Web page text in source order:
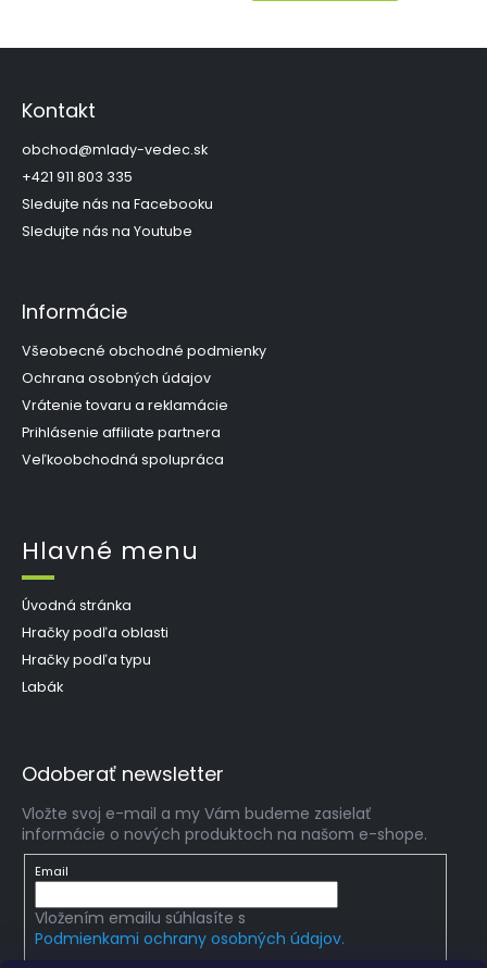
Kontakt
obchod@mlady-vedec.sk
+421 911 803 335
Sledujte nás na Facebooku
Sledujte nás na Youtube
Informácie
Všeobecné obchodné podmienky
Ochrana osobných údajov
Vrátenie tovaru a reklamácie
Prihlásenie affiliate partnera
Veľkoobchodná spolupráca
Hlavné menu
Úvodná stránka
Hračky podľa oblasti
Hračky podľa typu
Labák
Odoberať newsletter
Vložte svoj e-mail a my Vám budeme zasielať
informácie o nových produktoch na našom e-shope.
Email
Vložením emailu súhlasíte s
Podmienkami ochrany osobných údajov.